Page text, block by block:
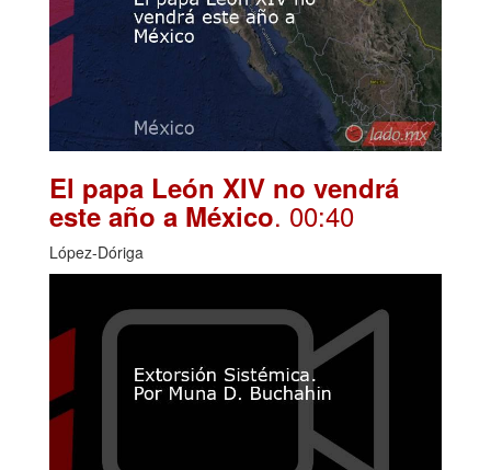
El papa León XIV no vendrá
este año a México. 00:40
López-Dóriga